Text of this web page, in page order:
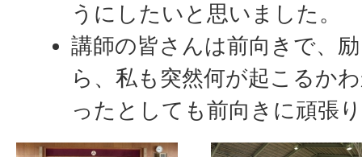
うにしたいと思いました。
講師の皆さんは前向きで、
ら、私も突然何が起こるか
ったとしても前向きに頑張